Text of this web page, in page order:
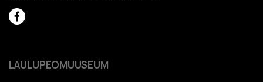
LAULUPEOMUUSEUM